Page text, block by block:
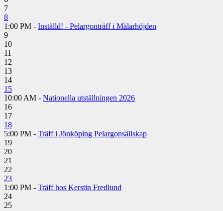
7
8
1:00 PM - Inställd! - Pelargonträff i Mälarhöjden
9
10
11
12
13
14
15
10:00 AM - Nationella utställningen 2026
16
17
18
5:00 PM - Träff i Jönköping Pelargonsällskap
19
20
21
22
23
1:00 PM - Träff hos Kerstin Fredlund
24
25